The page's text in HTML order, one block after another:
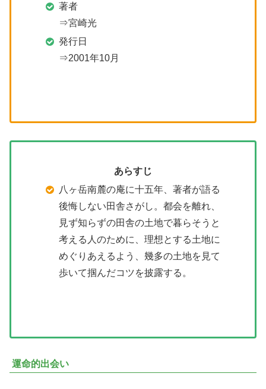
著者
⇒宮崎光
発行日
⇒2001年10月
あらすじ
八ヶ岳南麓の庵に十五年、著者が語る
後悔しない田舎さがし。都会を離れ、
見ず知らずの田舎の土地で暮らそうと
考える人のために、理想とする土地に
めぐりあえるよう、幾多の土地を見て
歩いて掴んだコツを披露する。
運命的出会い